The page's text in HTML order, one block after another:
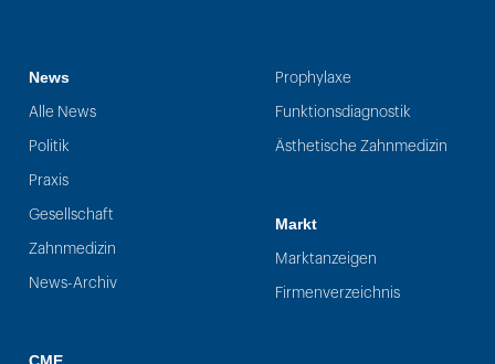
News
Alle News
Politik
Praxis
Gesellschaft
Zahnmedizin
News-Archiv
Prophylaxe
Funktionsdiagnostik
Ästhetische Zahnmedizin
Markt
Marktanzeigen
Firmenverzeichnis